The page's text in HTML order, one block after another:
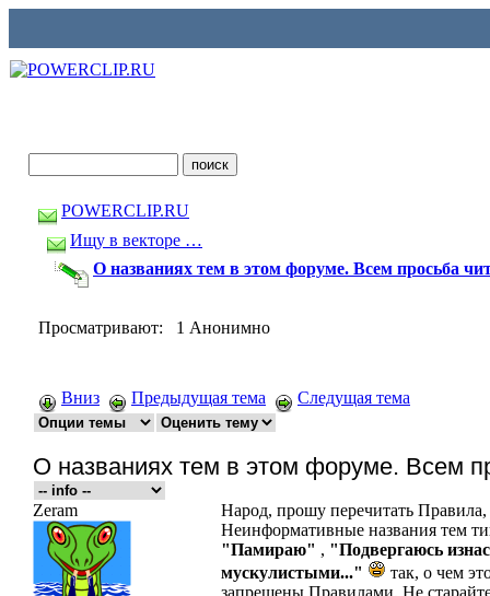
POWERCLIP.RU
Ищу в векторе …
О названиях тем в этом форуме. Всем просьба
Просматривают: 1 Анонимно
Вниз Предыдущая тема Следущая тема
О названиях тем в этом форуме. Всем
Zeram
Народ, прошу перечитать
Неинформативные названия тем
"Памираю" , "Подвергаюсь
мускулистыми..."
так, о чем
запрещены Правилами. Не